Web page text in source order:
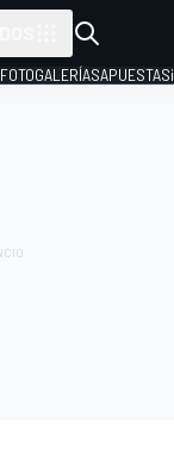
FOTOGALERÍASAPUESTAS